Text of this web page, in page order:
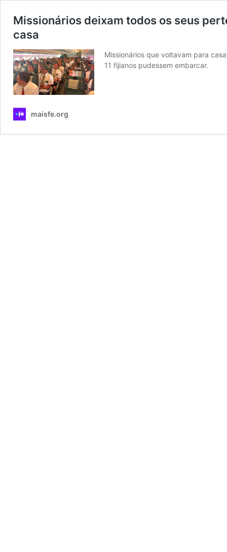
Missionários deixam todos os seus
casa
Missionários que voltavam para
11 fijianos pudessem embarcar.
maisfe.org